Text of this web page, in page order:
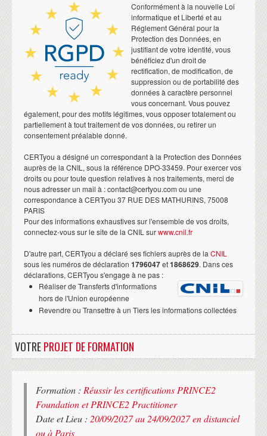
Conformément à la nouvelle Loi
informatique et Liberté et au
Réglement Général pour la
Protection des Données, en
justifiant de votre identité, vous
bénéficiez d'un droit de
rectification, de modification, de
suppression ou de portabilité des
données à caractère personnel
vous concernant. Vous pouvez
également, pour des motifs légitimes, vous opposer totalement ou
partiellement à tout traitement de vos données, ou retirer un
consentement préalable donné.
CERTyou a désigné un correspondant à la Protection des Données
auprès de la CNIL, sous la référence DPO-33459. Pour exercer vos
droits ou pour toute question relatives à nos traitements, merci de
nous adresser un mail à : contact@certyou.com ou une
correspondance à CERTyou 37 RUE DES MATHURINS, 75008
PARIS
Pour des informations exhaustives sur l'ensemble de vos droits,
connectez-vous sur le site de la CNIL surwww.cnil.fr
D'autre part, CERTyou a déclaré ses fichiers auprès de la CNIL
sous les numéros de déclaration 1796047et1868629. Dans ces
déclarations, CERTyou s'engage à ne pas :
Réaliser de Transferts d'informations
hors de l'Union européenne
Revendre ou Transettre à un Tiers les informations collectées
VOTREPROJET DE FORMATION
Formation : Réussir les certifications PRINCE2
Foundation et PRINCE2 Practitioner
Date et Lieu : 20/09/2027 au 24/09/2027 en distanciel
ou à Paris